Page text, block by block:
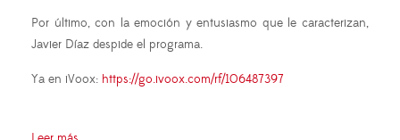
Por último, con la emoción y entusiasmo que le caracterizan,
Javier Díaz despide el programa.
Ya en iVoox: https://go.ivoox.com/rf/106487397